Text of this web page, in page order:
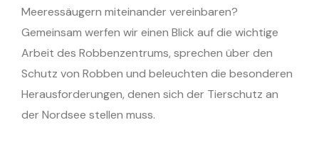
Meeressäugern miteinander vereinbaren?
Gemeinsam werfen wir einen Blick auf die wichtige
Arbeit des Robbenzentrums, sprechen über den
Schutz von Robben und beleuchten die besonderen
Herausforderungen, denen sich der Tierschutz an
der Nordsee stellen muss.